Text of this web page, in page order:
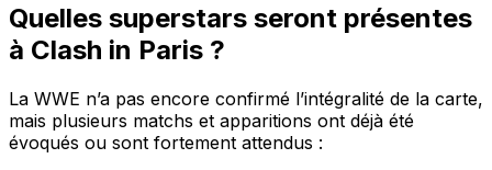
Quelles superstars seront présentes
à Clash in Paris ?
La WWE n’a pas encore confirmé l’intégralité de la carte,
mais plusieurs matchs et apparitions ont déjà été
évoqués ou sont fortement attendus :